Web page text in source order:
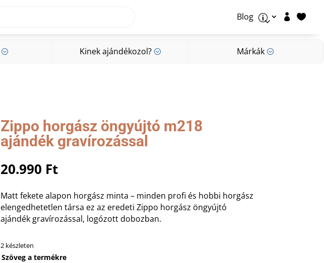
Blog p  
; Kinek ajándékozol? ; Márkák ;
Márkák;
Zippo horgász öngyújtó m218
ajándék gravírozással
20.990 Ft
Matt fekete alapon horgász minta – minden profi és hobbi horgász
elengedhetetlen társa ez az eredeti Zippo horgász öngyújtó
ajándék gravírozással, logózott dobozban.
2 készleten
Szöveg a termékre